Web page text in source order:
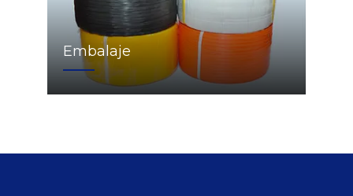
Embalaje